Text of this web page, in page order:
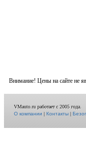
Внимание! Цены на сайте не
VMauto.ru работает с 2005 года.
О компании|Контакты|